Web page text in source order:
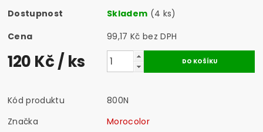
Dostupnost Skladem (4 ks)
Cena
99,17 Kč bez DPH
120 Kč/ ks
Kód produktu
800N
Značka
Morocolor